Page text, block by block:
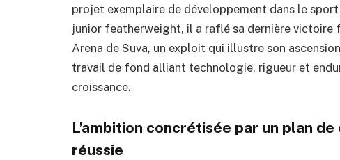
projet exemplaire de développement dans le
junior featherweight, il a raflé sa dernière victoire
Arena de Suva, un exploit qui illustre son
travail de fond alliant technologie, rigueur et
croissance.
L’ambition concrétisée par un plan
réussie